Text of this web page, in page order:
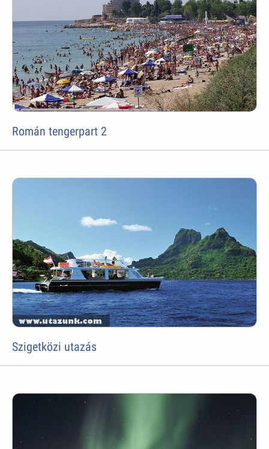
Román tengerpart 2
Szigetközi utazás